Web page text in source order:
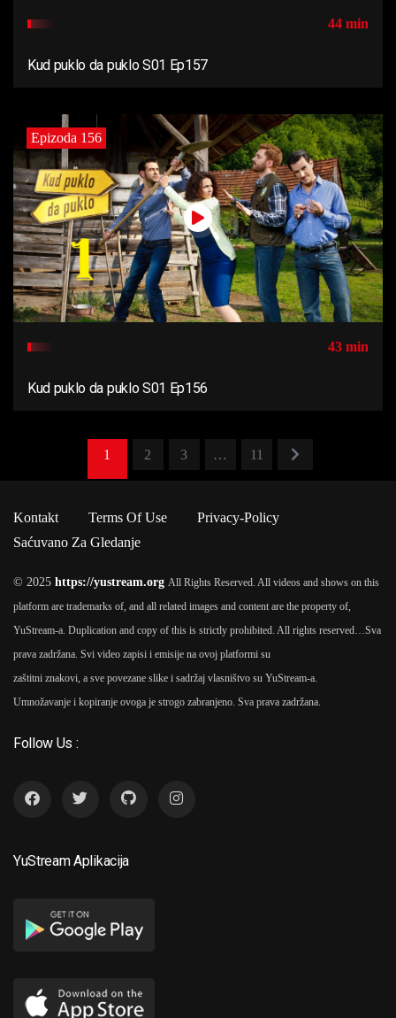
44 min
Kud puklo da puklo S01 Ep157
Epizoda 156
43 min
Kud puklo da puklo S01 Ep156
1 2 3 … 11
Kontakt Terms Of Use
Privacy-Policy
Saćuvano Za Gledanje
© 2025 https://yustream.org All Rights Reserved. All videos and shows on this
platform are trademarks of, and all related images and content are the property of,
YuStream-a. Duplication and copy of this is strictly prohibited. All rights reserved… Sva
prava zadržana. Svi video zapisi i emisije na ovoj platformi su
zaštitni znakovi, a sve povezane slike i sadržaj vlasništvo su YuStream-a.
Umnožavanje i kopiranje ovoga je strogo zabranjeno. Sva prava zadržana.
Follow Us :
YuStream Aplikacija